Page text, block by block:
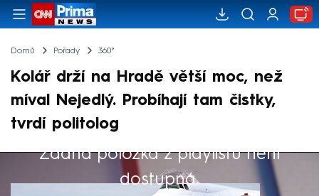
Domů Pořady 360°
Kolář drží na Hradě větší moc, než
míval Nejedlý. Probíhají tam čistky,
tvrdí politolog
Žádná položka z playlistu není
dostupná.
Výběr redakce